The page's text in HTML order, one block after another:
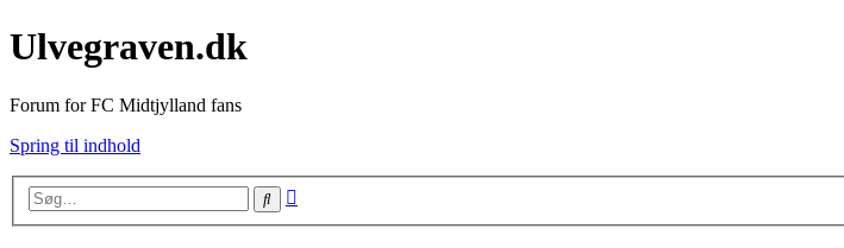
Ulvegraven.dk
Forum for FC Midtjylland fans
Spring til indhold
Søg